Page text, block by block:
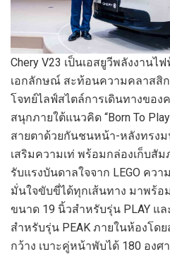
Chery V23 เป็นเอสยูวีพลังงานไ
เอกลักษณ์ สะท้อนความคลาสสิ
โจทย์ไลฟ์สไตล์การเดินทางขอ
สนุกภายใต้แนวคิด “Born To
สายตาด้วยกันชนหน้า-หลังทรง
เสริมความเท่ พร้อมกล่องเก็บสั
รับแรงบันดาลใจจาก LEGO คว
มั่นใจขับขี่ได้ทุกเส้นทาง มาพร้
ขนาด 19 นิ้วสำหรับรุ่น PLAY แ
สำหรับรุ่น PEAK ภายในห้องโด
กว้าง เบาะคู่หน้าพับได้ 180 องศ